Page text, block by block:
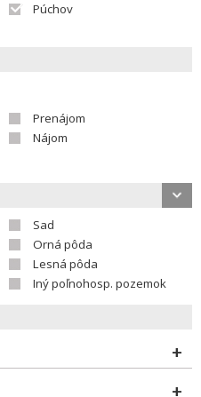
Púchov
Prenájom
Nájom
Sad
Orná pôda
Lesná pôda
Iný poľnohosp. pozemok